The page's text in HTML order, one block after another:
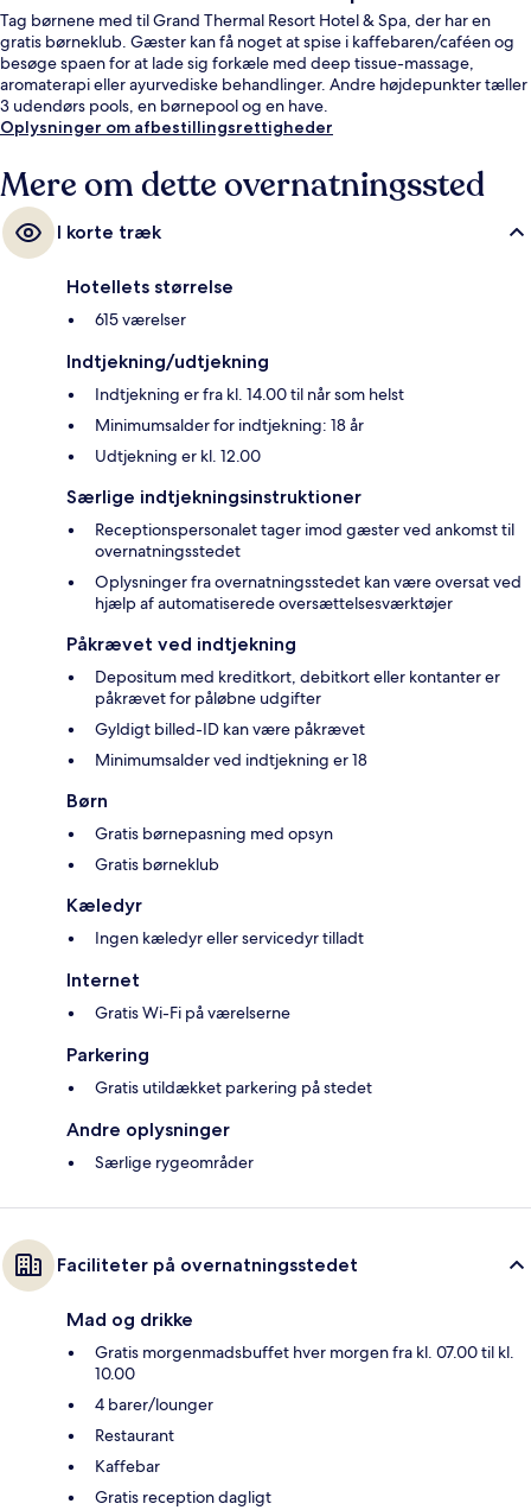
Tag børnene med til Grand Thermal Resort Hotel & Spa, der har en
gratis børneklub. Gæster kan få noget at spise i kaffebaren/caféen og
besøge spaen for at lade sig forkæle med deep tissue-massage,
aromaterapi eller ayurvediske behandlinger. Andre højdepunkter tæller
3 udendørs pools, en børnepool og en have.
Oplysninger om afbestillingsrettigheder
Mere om dette overnatningssted
I korte træk
Hotellets størrelse
615 værelser
Indtjekning/udtjekning
Indtjekning er fra kl. 14.00 til når som helst
Minimumsalder for indtjekning: 18 år
Udtjekning er kl. 12.00
Særlige indtjekningsinstruktioner
Receptionspersonalet tager imod gæster ved ankomst til
overnatningsstedet
Oplysninger fra overnatningsstedet kan være oversat ved
hjælp af automatiserede oversættelsesværktøjer
Påkrævet ved indtjekning
Depositum med kreditkort, debitkort eller kontanter er
påkrævet for påløbne udgifter
Gyldigt billed-ID kan være påkrævet
Minimumsalder ved indtjekning er 18
Børn
Gratis børnepasning med opsyn
Gratis børneklub
Kæledyr
Ingen kæledyr eller servicedyr tilladt
Internet
Gratis Wi-Fi på værelserne
Parkering
Gratis utildækket parkering på stedet
Andre oplysninger
Særlige rygeområder
Faciliteter på overnatningsstedet
Mad og drikke
Gratis morgenmadsbuffet hver morgen fra kl. 07.00 til kl.
10.00
4 barer/lounger
Restaurant
Kaffebar
Gratis reception dagligt